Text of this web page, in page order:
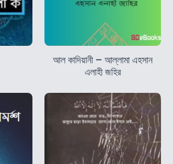
আল কাদিয়ানী – আল্লামা এহসান
এলাহী জহির